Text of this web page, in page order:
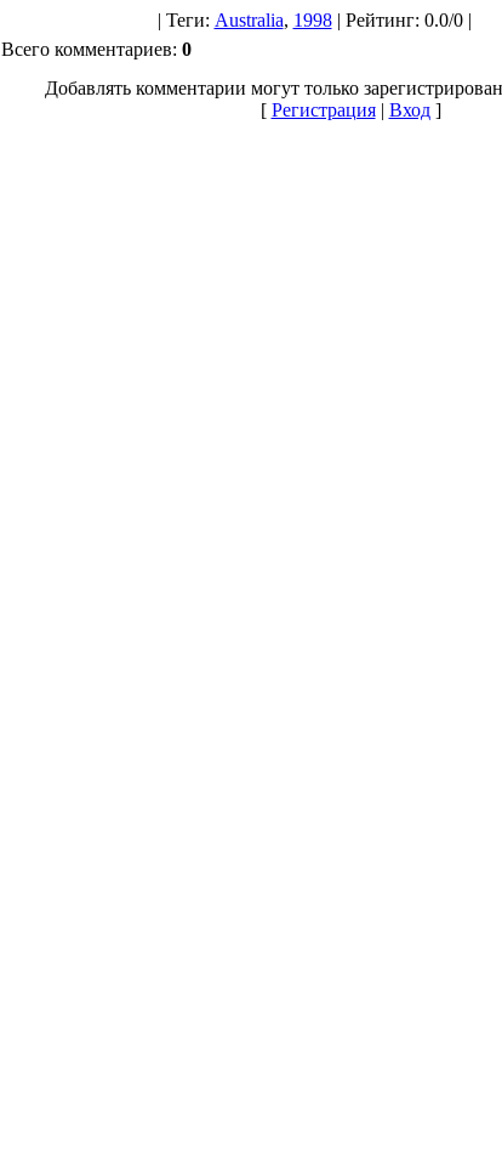
| Теги: Australia, 1998| Рейтинг: 0.0/0 |
Всего комментариев: 0
Добавлять комментарии могут только
[ Регистрация| Вход]